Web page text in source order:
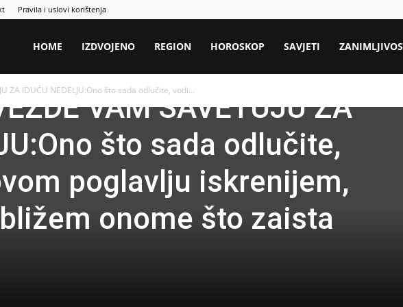
Pravila i uslovi korištenja
HOME IZDVOJENO REGION HOROSKOP SAVJETI
ZA IDUĆU NEDELJU:Ono što sada odlučite, vodi...
VAM SAVETUJU ZA
što sada odlučite,
poglavlju iskrenijem,
onome što zaista